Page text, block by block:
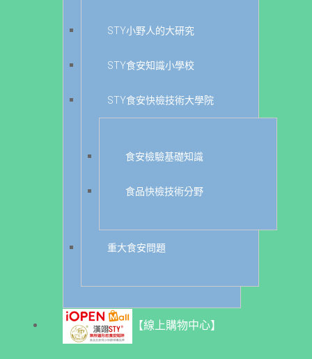
STY小野人的大研究
STY食安知識小學校
STY食安快檢技術大學院
食安檢驗基礎知識
食品快檢技術分野
重大食安問題
【線上購物中心】